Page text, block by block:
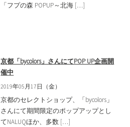
「フプの森 POPUP～北海 […]
京都「bycolors」さんにてPOP UP企画開
催中
2019年05月17日（金）
京都のセレクトショップ、「bycolors」
さんにて期間限定のポップアップとし
てNALUQほか、多数 […]